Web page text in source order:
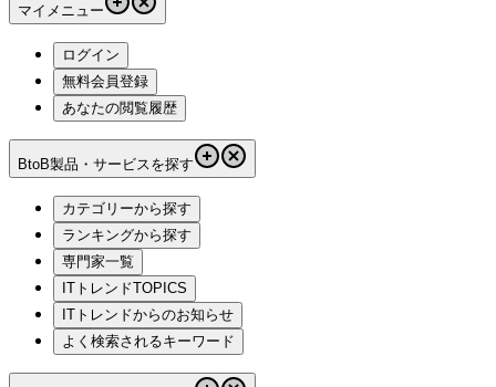
マイメニュー
ログイン
無料会員登録
あなたの閲覧履歴
BtoB製品・サービスを探す
カテゴリーから探す
ランキングから探す
専門家一覧
ITトレンドTOPICS
ITトレンドからのお知らせ
よく検索されるキーワード